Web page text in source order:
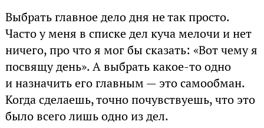
Выбрать главное дело дня не так просто.
Часто у меня в списке дел куча мелочи и нет
ничего, про что я мог бы сказать: «Вот чему я
посвящу день». А выбрать какое-то одно
и назначить его главным — это самообман.
Когда сделаешь, точно почувствуешь, что это
было всего лишь одно из дел.